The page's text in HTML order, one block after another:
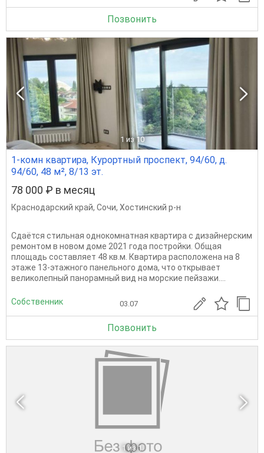
Позвонить
1 из 10
1-комн квартира, Курортный проспект, 94/60, д.
94/60, 48 м², 8/13 эт.
78 000 ₽ в месяц
Краснодарский край, Сочи, Хостинский р-н
Сдаётся стильная однокомнатная квартира с дизайнерским
ремонтом в новом доме 2021 года постройки. Общая
площадь составляет 48 кв.м. Квартира расположена на 8
этаже 13-этажного панельного дома, что открывает
великолепный панорамный вид на морские пейзажи....
Собственник 03.07
Позвонить
1 из 1